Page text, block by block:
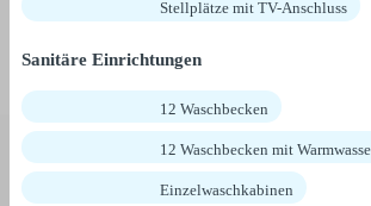
Stellplätze mit TV-Anschluss
Sanitäre Einrichtungen
12 Waschbecken
12 Waschbecken mit
Einzelwaschkabinen